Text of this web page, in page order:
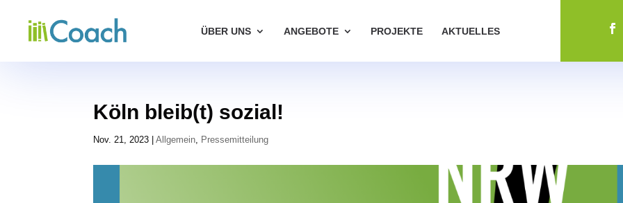
ÜBER UNS ANGEBOTE PROJEKTE AKTUELLES
Köln bleib(t) sozial!
Nov. 21, 2023 |Allgemein, Pressemitteilung